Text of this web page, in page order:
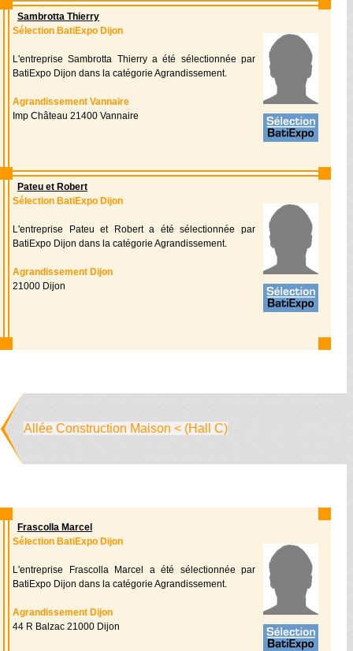
Sambrotta Thierry
Sélection BatiExpo Dijon
L'entreprise Sambrotta Thierry a été sélectionnée par
BatiExpo Dijon dans la catégorie Agrandissement.
Agrandissement Vannaire
Imp Château 21400 Vannaire
Pateu et Robert
Sélection BatiExpo Dijon
L'entreprise Pateu et Robert a été sélectionnée par
BatiExpo Dijon dans la catégorie Agrandissement.
Agrandissement Dijon
21000 Dijon
Allée Construction Maison < (Hall C)
Frascolla Marcel
Sélection BatiExpo Dijon
L'entreprise Frascolla Marcel a été sélectionnée par
BatiExpo Dijon dans la catégorie Agrandissement.
Agrandissement Dijon
44 R Balzac 21000 Dijon